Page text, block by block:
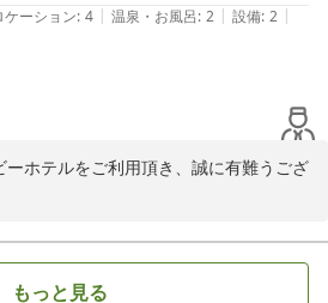
ケーション: 4 | 温泉・お風呂: 2 | 設備: 2 |
ホテルをご利用頂き、誠に有難うござ
不快な思いをお掛けし、お詫び致しま
もっと見る